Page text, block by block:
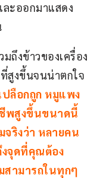
ะออกมาแสดง
ถึงข้าวของเครื่อง
สูงขึ้นจนน่าตกใจ
ปลือกถูก หมูแพง
พสูงขึ้นขนาดนี้
จริงว่า หลายคน
งจุดที่คุณต้อง
สามารถในทุกๆ